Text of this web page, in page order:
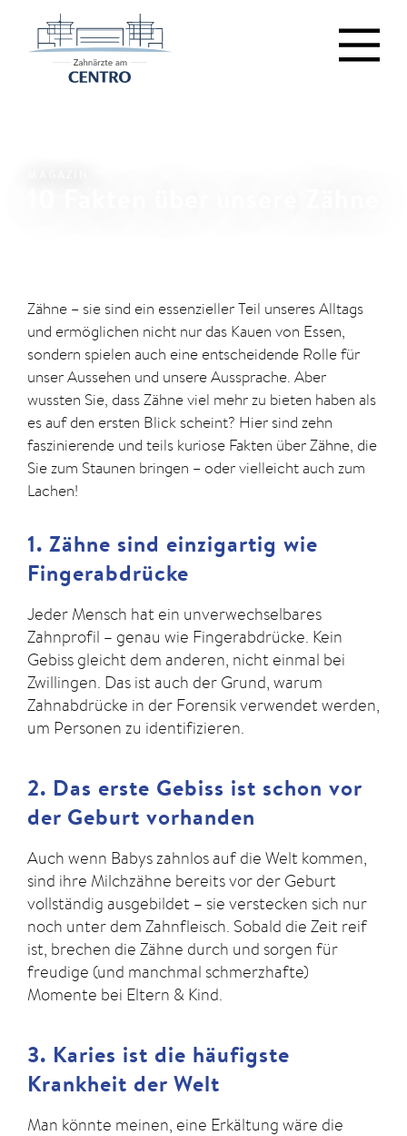
Zähne – sie sind ein essenzieller Teil unseres Alltags
und ermöglichen nicht nur das Kauen von Essen,
sondern spielen auch eine entscheidende Rolle für
unser Aussehen und unsere Aussprache. Aber
wussten Sie, dass Zähne viel mehr zu bieten haben als
es auf den ersten Blick scheint? Hier sind zehn
faszinierende und teils kuriose Fakten über Zähne, die
Sie zum Staunen bringen – oder vielleicht auch zum
Lachen!
1. Zähne sind einzigartig wie
Fingerabdrücke
Jeder Mensch hat ein unverwechselbares
Zahnprofil – genau wie Fingerabdrücke. Kein
Gebiss gleicht dem anderen, nicht einmal bei
Zwillingen. Das ist auch der Grund, warum
Zahnabdrücke in der Forensik verwendet werden,
um Personen zu identifizieren.
2. Das erste Gebiss ist schon vor
der Geburt vorhanden
Auch wenn Babys zahnlos auf die Welt kommen,
sind ihre Milchzähne bereits vor der Geburt
vollständig ausgebildet – sie verstecken sich nur
noch unter dem Zahnfleisch. Sobald die Zeit reif
ist, brechen die Zähne durch und sorgen für
freudige (und manchmal schmerzhafte)
Momente bei Eltern & Kind.
3. Karies ist die häufigste
Krankheit der Welt
Man könnte meinen, eine Erkältung wäre die